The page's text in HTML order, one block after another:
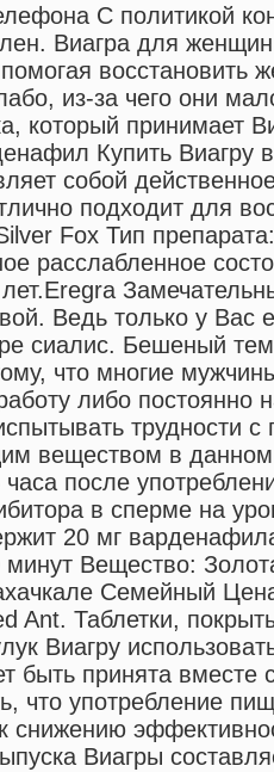
С политикой
Виагра для
восстановить
из-за чего они
который принимает
Купить Виагру
собой
подходит для
Fox Тип
расслабленное
Ведь только у Вас
сиалис. Бешеный
что многие
либо постоянно
трудности
веществом в данном
после
в сперме на
20 мг
минут Вещество:
Семейный
Ant. Таблетки,
Виагру
быть принята вместе
что употребление
снижению
Виагры